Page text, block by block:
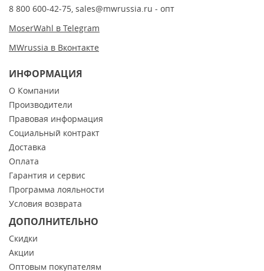
8 800 600-42-75, sales@mwrussia.ru - опт
MoserWahl в Telegram
MWrussia в Вконтакте
ИНФОРМАЦИЯ
О Компании
Производители
Правовая информация
Социальный контракт
Доставка
Оплата
Гарантия и сервис
Программа лояльности
Условия возврата
ДОПОЛНИТЕЛЬНО
Скидки
Акции
Оптовым покупателям